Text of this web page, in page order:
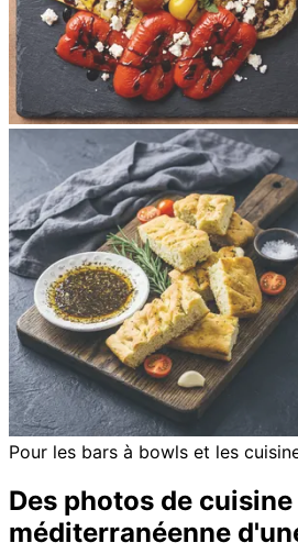
Pour les bars à bowls et les
Des photos de cuisine
méditerranéenne